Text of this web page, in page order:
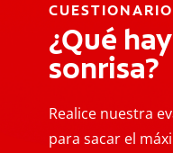
¿Qué
sonrisa?
Realice nuestra
para sacar el